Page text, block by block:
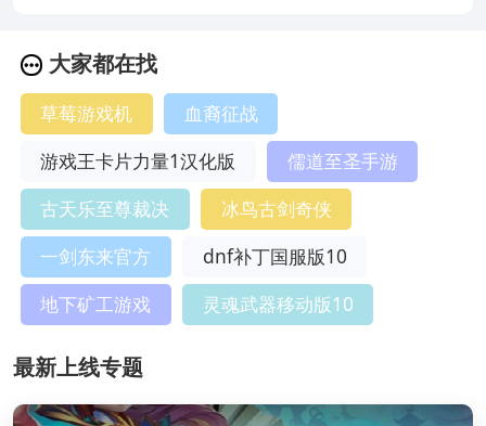
大家都在找
草莓游戏机
血裔征战
游戏王卡片力量1汉化版
儒道至圣手游
古天乐至尊裁决
冰鸟古剑奇侠
一剑东来官方
dnf补丁国服版10
地下矿工游戏
灵魂武器移动版10
最新上线专题